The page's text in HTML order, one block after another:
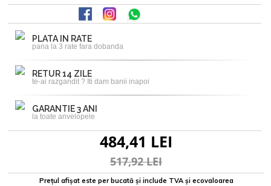
PLATA IN RATE
pana la 3 rate fara dobanda
RETUR 14 ZILE
te-ai razgandit ? Iti dam banii inapoi
GARANTIE 3 ANI
la toate anvelopele
484,41 LEI
517,92 LEI
Prețul afișat este per bucată și include TVA și ecovaloarea